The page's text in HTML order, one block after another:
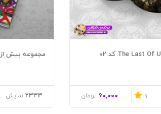
1
60,000 تومان
مجموعه بیش از 1200 بازی کامپیوتری
2333 نمایش